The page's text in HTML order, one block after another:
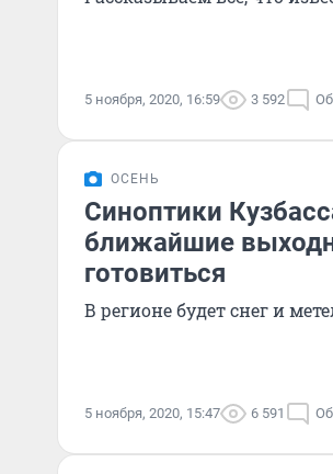
5 ноября, 2020, 16:59 3 592
ОСЕНЬ
Синоптики
ближайшие
готовиться
В регионе будет снег и
5 ноября, 2020, 15:47 6 591